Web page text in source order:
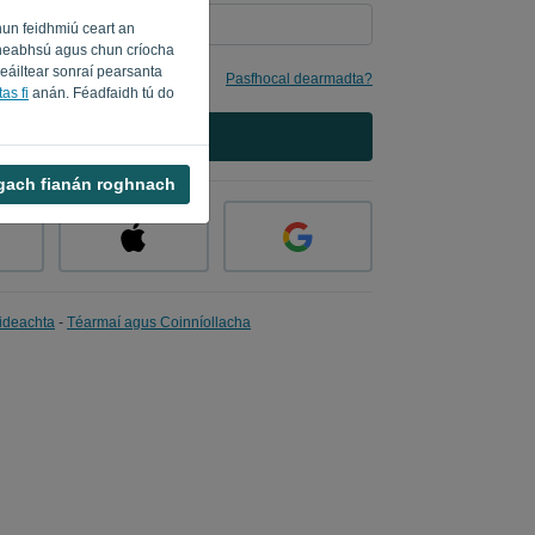
feidhmiú ceart an
agus chun críocha
sonraí pearsanta
fi anán. Féadfaidh tú do
fianán roghnach
dom Pasfhocal dearmadta?
- Téarmaí agus Coinníollacha